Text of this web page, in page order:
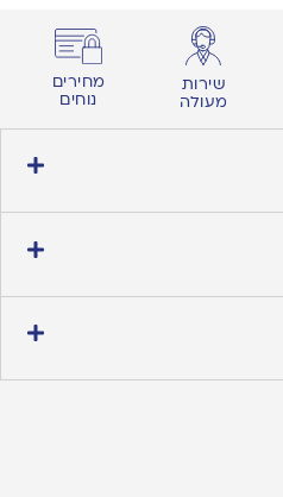
שירות
מעולה
מחירים
נוחים